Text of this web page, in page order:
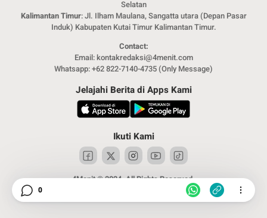
Selatan
Kalimantan Timur: Jl. Ilham Maulana, Sangatta utara (Depan Pasar
Induk) Kabupaten Kutai Timur Kalimantan Timur.
Contact:
Email: kontakredaksi@4menit.com
Whatsapp: +62 822-7140-4735 (Only Message)
Jelajahi Berita di Apps Kami
Ikuti Kami
4Menit © 2024. All Rights Reserved.
0